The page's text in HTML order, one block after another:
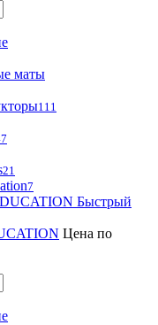
маты
111
21
7
Быстрый
Цена по